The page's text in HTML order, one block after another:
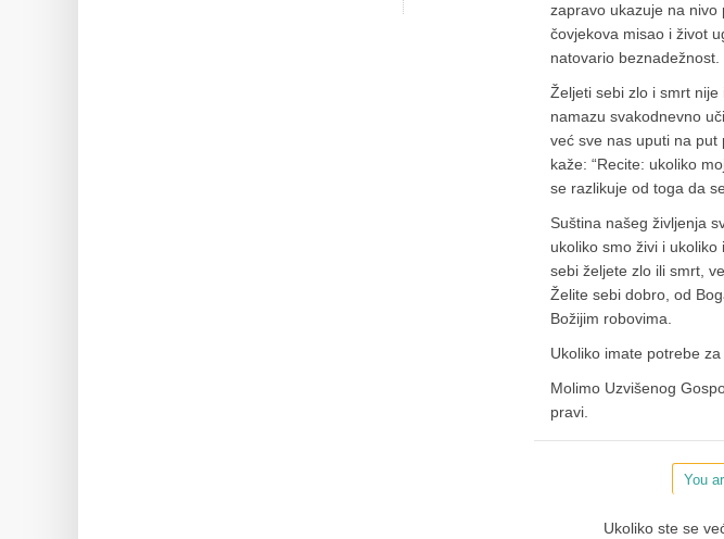
zapravo ukazuje na nivo
čovjekova misao i život
natovario beznadežnost.
Željeti sebi zlo i smrt
namazu svakodnevno
već sve nas uputi na put
kaže: “Recite: ukoliko
se razlikuje od toga da
Suština našeg življenja
ukoliko smo živi i
sebi željete zlo ili smrt,
Želite sebi dobro, od
Božijim robovima.
Ukoliko imate potrebe
Molimo Uzvišenog
pravi.
You
Ukoliko ste se